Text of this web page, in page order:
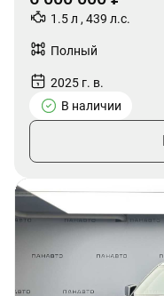
1.5 л , 439 л.с.
Полный
2025 г. в.
В наличии